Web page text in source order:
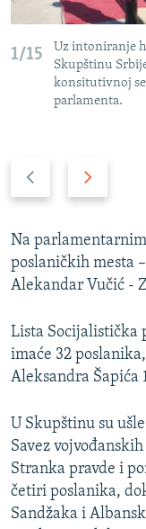
1/15
Uz intoniranje
Skupštinu
konsitutivnoj
parlamenta.
t
h
o
n
i
s
a
j
d
e
d
n
s
l
a
d
Na
poslaničkih mesta
Alekandar Vučić -
Lista Socijalistička
imaće 32
Aleksandra Šapića
U Skupštinu su
Savez
Stranka pravde i
četiri poslanika,
Sandžaka i